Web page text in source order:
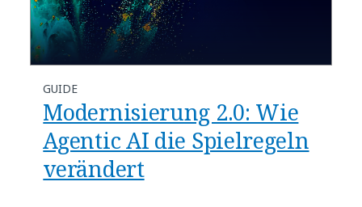
GUIDE
Modernisierung 2.0: Wie
Agentic AI die Spielregeln
verändert